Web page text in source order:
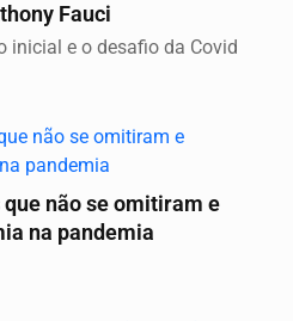
do Caso Anthony Fauci
inicial e o desafio da Covid
não se omitiram e
na pandemia